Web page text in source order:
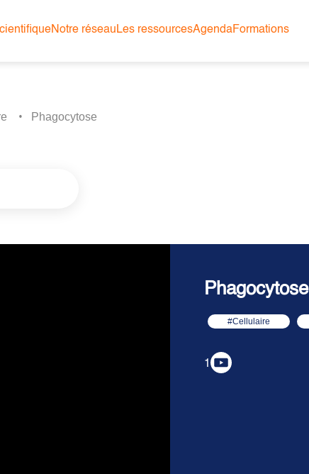
Notre réseauLes ressourcesAgendaFormations
Phagocytose
Phagocytose
#Cellulaire
1